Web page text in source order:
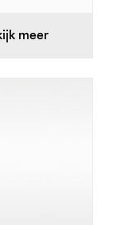
meer